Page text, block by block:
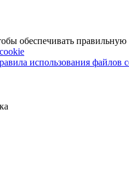
обеспечивать правильную
использования файлов